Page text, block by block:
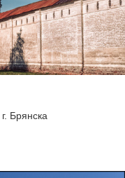
Брянска